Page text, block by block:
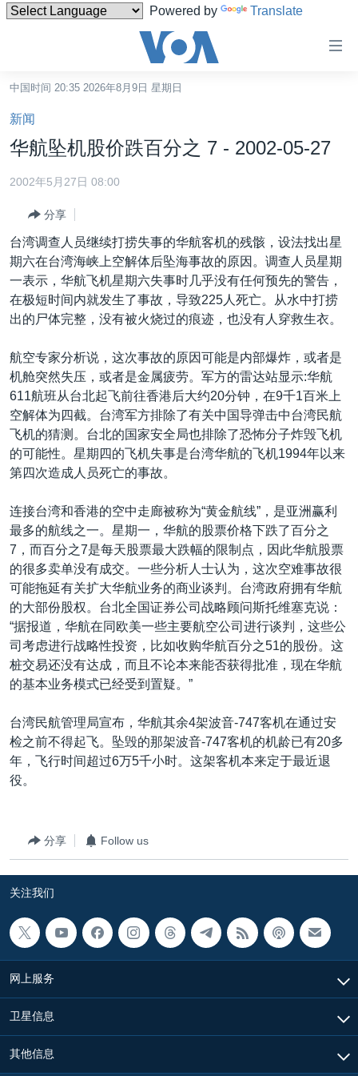
Powered by Translate
碍
链
接
跳
转
跳
跳
到
索
港澳
国际
最新国际新闻
印太
欧洲
非洲
美洲
全球议题
分类新闻
经济·金融·贸易
科教·文娱·体健
军事
劳工
环境
美中关系
白宫要闻
国会报道
美中关系
美国建国250周年
埃博拉疫情
美国之音专访
重要讲话与声明
台海两岸关系
南中国海争端
关注西藏
关注新疆
GEN Z 看美国
VOA视频
VOA今日焦点
中文广播
关注我们
其他语言网站
中国时间 20:35 2026年8月9日 星期日
新闻
华航坠机股价跌百分之 7 - 2002-05-27
2002年5月27日 08:00
分享
台湾调查人员继续打捞失事的华航客机的残骸，设法找出星
期六在台湾海峡上空解体后坠海事故的原因。调查人员星期
一表示，华航飞机星期六失事时几乎没有任何预先的警告，
在极短时间内就发生了事故，导致225人死亡。从水中打捞
出的尸体完整，没有被火烧过的痕迹，也没有人穿救生衣。
航空专家分析说，这次事故的原因可能是内部爆炸，或者是
机舱突然失压，或者是金属疲劳。军方的雷达站显示:华航
611航班从台北起飞前往香港后大约20分钟，在9千1百米上
空解体为四截。台湾军方排除了有关中国导弹击中台湾民航
飞机的猜测。台北的国家安全局也排除了恐怖分子炸毁飞机
的可能性。星期四的飞机失事是台湾华航的飞机1994年以来
第四次造成人员死亡的事故。
连接台湾和香港的空中走廊被称为“黄金航线”，是亚洲赢利
最多的航线之一。星期一，华航的股票价格下跌了百分之
7，而百分之7是每天股票最大跌幅的限制点，因此华航股票
的很多卖单没有成交。一些分析人士认为，这次空难事故很
可能拖延有关扩大华航业务的商业谈判。台湾政府拥有华航
的大部份股权。台北全国证券公司战略顾问斯托维塞克说：
“据报道，华航在同欧美一些主要航空公司进行谈判，这些公
司考虑进行战略性投资，比如收购华航百分之51的股份。这
桩交易还没有达成，而且不论本来能否获得批准，现在华航
的基本业务模式已经受到置疑。”
台湾民航管理局宣布，华航其余4架波音-747客机在通过安
检之前不得起飞。坠毁的那架波音-747客机的机龄已有20多
年，飞行时间超过6万5千小时。这架客机本来定于最近退
役。
分享 Follow us
关注我们
网上服务
卫星信息
其他信息